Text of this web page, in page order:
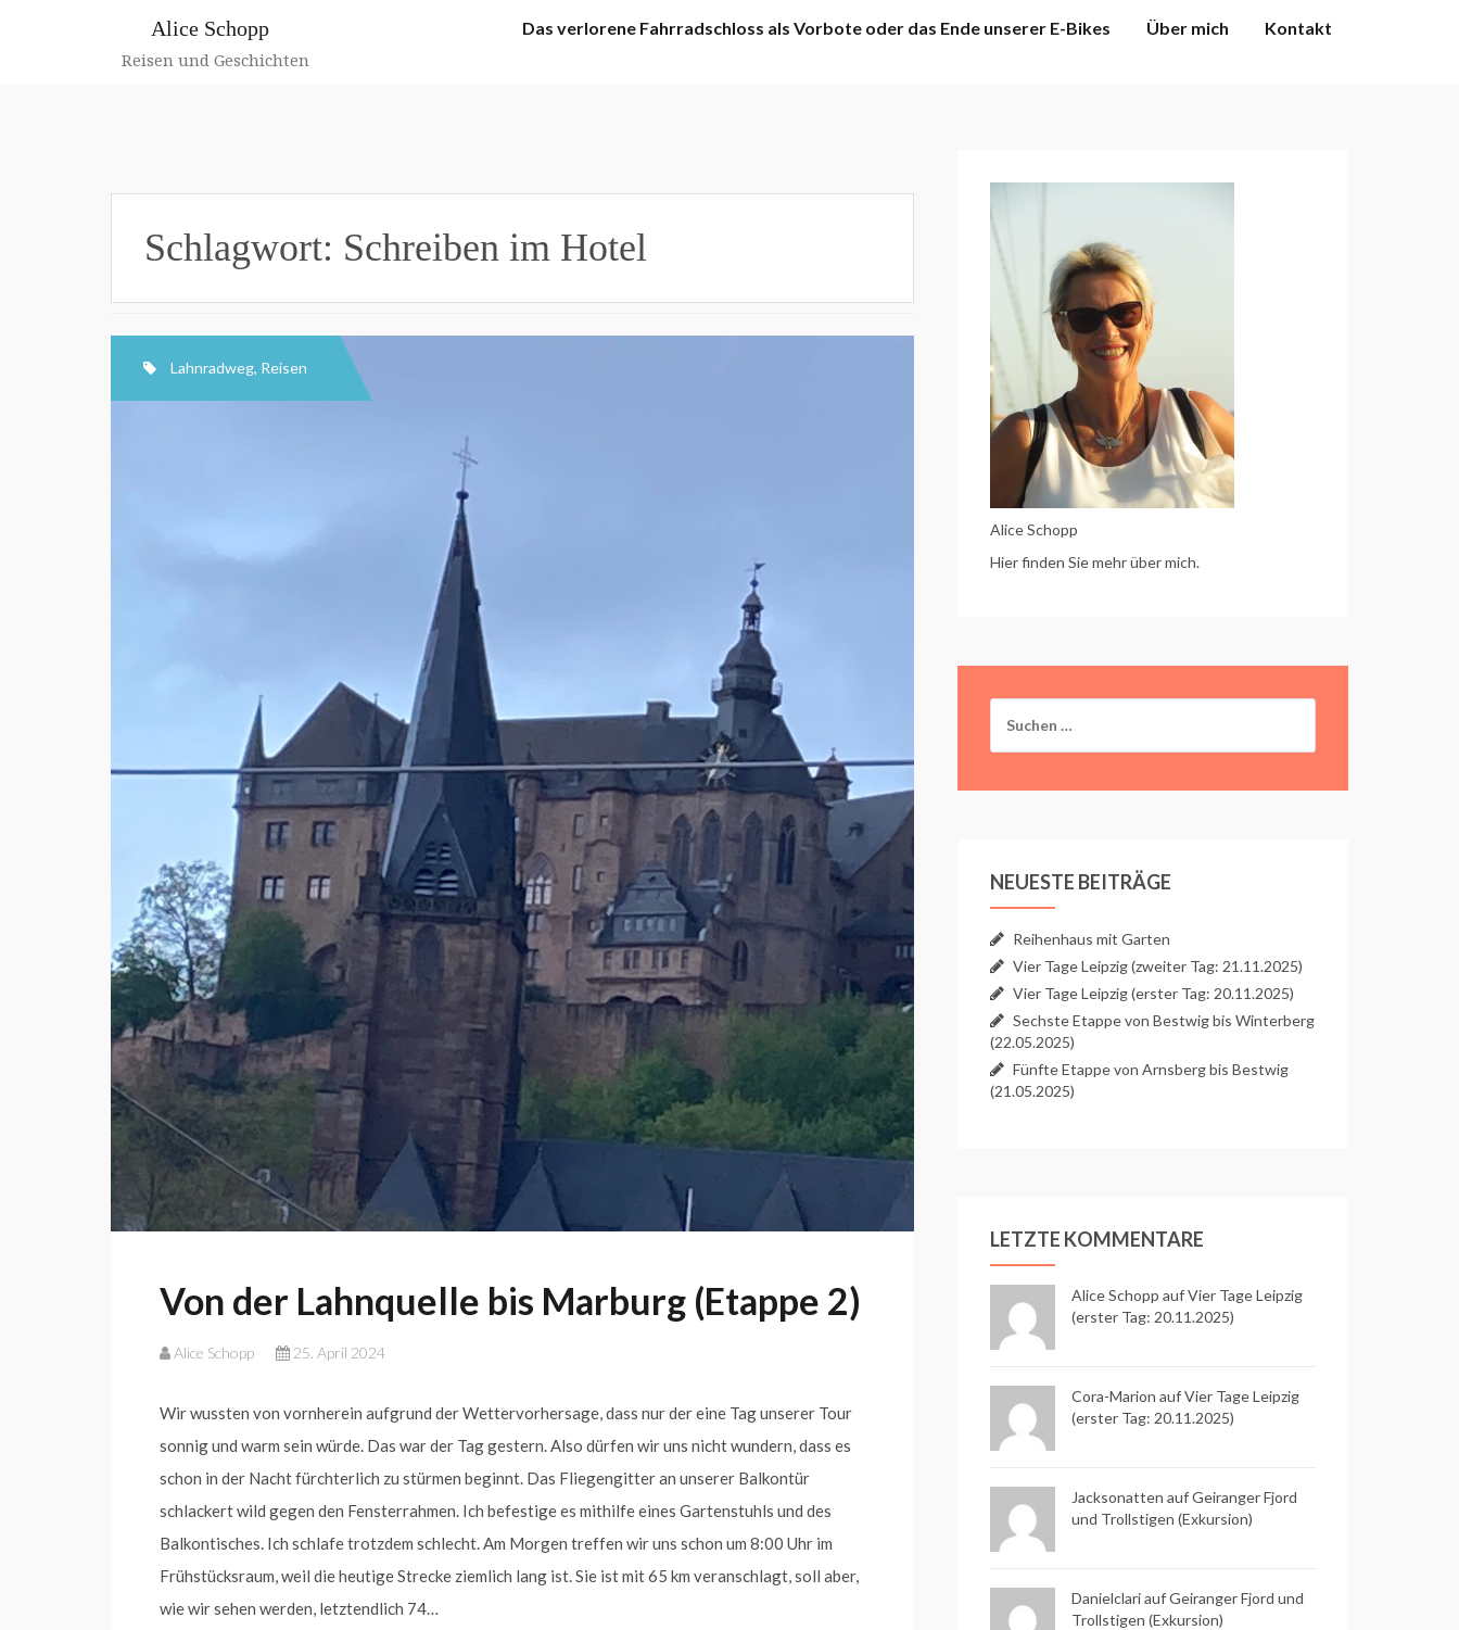
Alice Schopp
Reisen und Geschichten
Das verlorene Fahrradschloss als Vorbote oder das Ende unserer E-Bikes Über mich Kontakt
Schlagwort: Schreiben im Hotel
Lahnradweg, Reisen
Von der Lahnquelle bis Marburg (Etappe 2)
Alice Schopp 25. April 2024
Wir wussten von vornherein aufgrund der Wettervorhersage, dass nur der eine Tag unserer Tour
sonnig und warm sein würde. Das war der Tag gestern. Also dürfen wir uns nicht wundern, dass es
schon in der Nacht fürchterlich zu stürmen beginnt. Das Fliegengitter an unserer Balkontür
schlackert wild gegen den Fensterrahmen. Ich befestige es mithilfe eines Gartenstuhls und des
Balkontisches. Ich schlafe trotzdem schlecht. Am Morgen treffen wir uns schon um 8:00 Uhr im
Frühstücksraum, weil die heutige Strecke ziemlich lang ist. Sie ist mit 65 km veranschlagt, soll aber,
wie wir sehen werden, letztendlich 74…
Alice Schopp
Hier finden Sie mehr über mich.
nach:
NEUESTE BEITRÄGE
Reihenhaus mit Garten
Vier Tage Leipzig (zweiter Tag: 21.11.2025)
Vier Tage Leipzig (erster Tag: 20.11.2025)
Sechste Etappe von Bestwig bis Winterberg
(22.05.2025)
Fünfte Etappe von Arnsberg bis Bestwig
(21.05.2025)
LETZTE KOMMENTARE
Alice Schopp aufVier Tage Leipzig
(erster Tag: 20.11.2025)
Cora-Marion aufVier Tage Leipzig
(erster Tag: 20.11.2025)
Jacksonatten aufGeiranger Fjord
und Trollstigen (Exkursion)
Danielclari aufGeiranger Fjord und
Trollstigen (Exkursion)